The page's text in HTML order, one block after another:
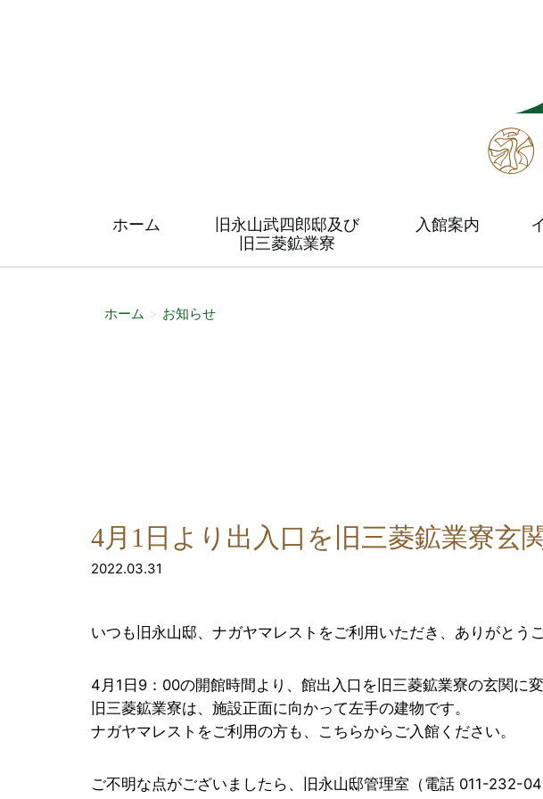
ホーム
旧永山武四郎邸及び
旧三菱鉱業寮
入館案内
ホーム お知らせ
4月1日より出入口を旧三菱鉱業寮玄
2022.03.31
いつも旧永山邸、ナガヤマレストをご利用いただき、ありがとうご
4月1日9：00の開館時間より、館出入口を旧三菱鉱業寮の玄関に変
旧三菱鉱業寮は、施設正面に向かって左手の建物です。
ナガヤマレストをご利用の方も、こちらからご入館ください。
ご不明な点がございましたら、旧永山邸管理室（電話 011-232-